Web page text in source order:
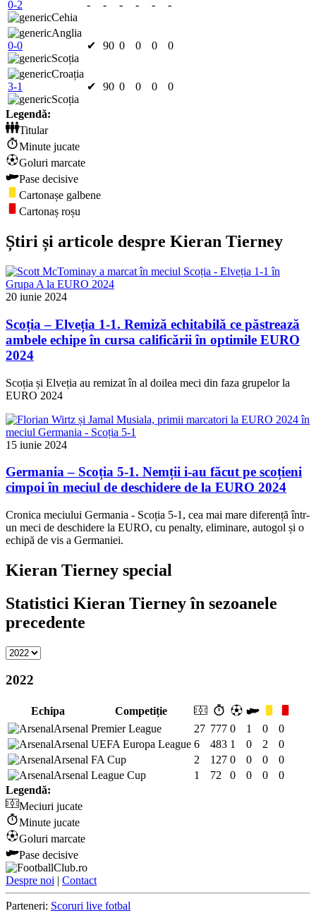
0-2
Cehia
- - - - - -
Anglia
0-0
Scoția
✔ 90 0 0 0 0
Croația
3-1
Scoția
✔ 90 0 0 0 0
Legendă:
Titular
Minute jucate
Goluri marcate
Pase decisive
Cartonașe galbene
Cartonaș roșu
Știri și articole despre Kieran Tierney
20 iunie 2024
Scoția – Elveția 1-1. Remiză echitabilă ce păstrează
ambele echipe în cursa calificării în optimile EURO
2024
Scoția și Elveția au remizat în al doilea meci din faza grupelor la
EURO 2024
15 iunie 2024
Germania – Scoția 5-1. Nemții i-au făcut pe scoțieni
cimpoi în meciul de deschidere de la EURO 2024
Cronica meciului Germania - Scoția 5-1, cea mai mare diferență într-
un meci de deschidere la EURO, cu penalty, eliminare, autogol și o
echipă de vis a Germaniei.
Kieran Tierney special
Statistici Kieran Tierney în sezoanele
precedente
2022
Echipa
Competiție
Arsenal Premier League 27 777 0 1 0
0
Arsenal UEFA Europa League 6 483 1 0 2
0
Arsenal FA Cup 2 127 0 0 0
0
Arsenal League Cup 1 72 0 0 0
0
Legendă:
Meciuri jucate
Minute jucate
Goluri marcate
Pase decisive
Despre noi | Contact
Parteneri: Scoruri live fotbal